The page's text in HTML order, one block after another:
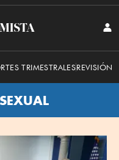
TRIMESTRALESREVISIÓN